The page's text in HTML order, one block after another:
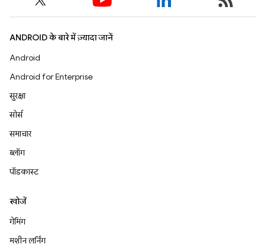
ANDROID के बारे में ज़्यादा जानें
Android
Android for Enterprise
सुरक्षा
सोर्स
समाचार
ब्लॉग
पॉडकास्ट
खोजें
गेमिंग
मशीन लर्निंग